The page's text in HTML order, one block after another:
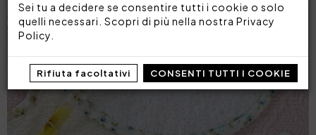
Sei tu a decidere se consentire tutti i cookie o solo
quelli necessari. Scopri di più nella nostra Privacy
Policy
Rifiuta facoltativi CONSENTI TUTTI I COOKIE